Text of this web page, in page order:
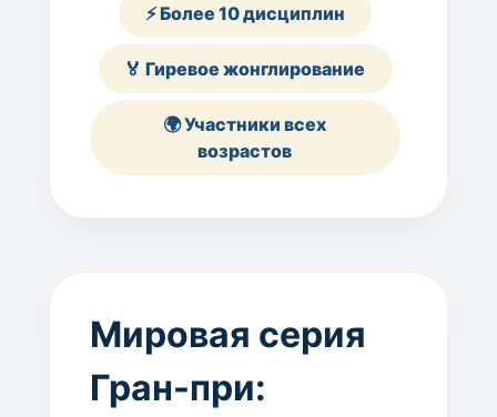
⚡ Более 10 дисциплин
🏅 Гиревое жонглирование
🌍 Участники всех
возрастов
Мировая серия
Гран-при: